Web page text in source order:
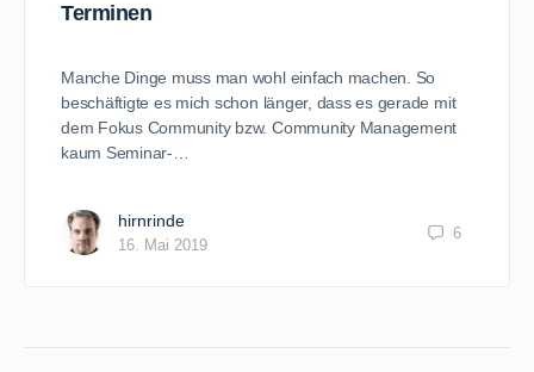
Terminen
Manche Dinge muss man wohl einfach machen. So
beschäftigte es mich schon länger, dass es gerade mit
dem Fokus Community bzw. Community Management
kaum Seminar-…
hirnrinde
16. Mai 2019
6